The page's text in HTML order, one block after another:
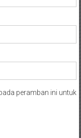
peramban ini untuk